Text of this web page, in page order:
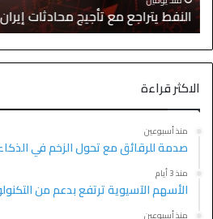
النفط يتراجع مع تأجيج محادثات
الاكثر قراءة
منذ أسبوعين
صدمة للرقائق مع تحول الزخم في
منذ 3 أيام
الأسهم الآسيوية ترتفع بدعم من
منذ أسبوعين